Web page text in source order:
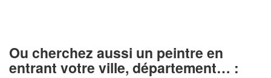
Ou cherchez aussi un peintre en
entrant votre ville, département… :